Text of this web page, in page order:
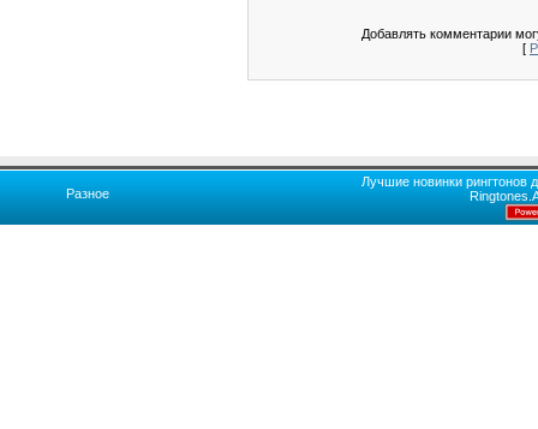
Добавлять комментарии
[
Разное
Лучшие новинки рингтонов